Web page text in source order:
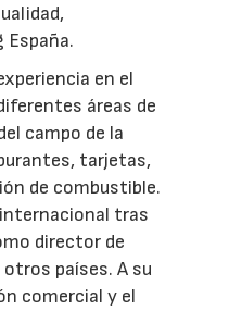
en el
áreas de
campo de la
tarjetas,
de combustible.
tras
director de
países. A su
comercial y el